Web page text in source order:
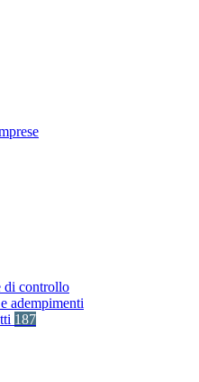
di controllo
adempimenti
187